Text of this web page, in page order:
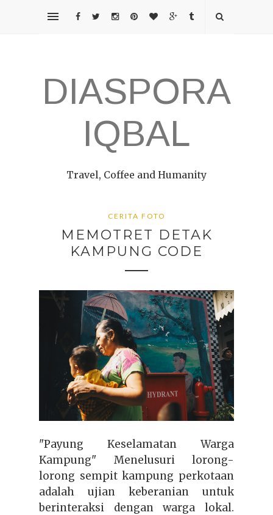
DIASPORA
IQBAL
Travel, Coffee and Humanity
CERITA FOTO
MEMOTRET DETAK
KAMPUNG CODE
"Payung Keselamatan Warga
Kampung" Menelusuri lorong-
lorong sempit kampung perkotaan
adalah ujian keberanian untuk
berinteraksi dengan warga lokal.